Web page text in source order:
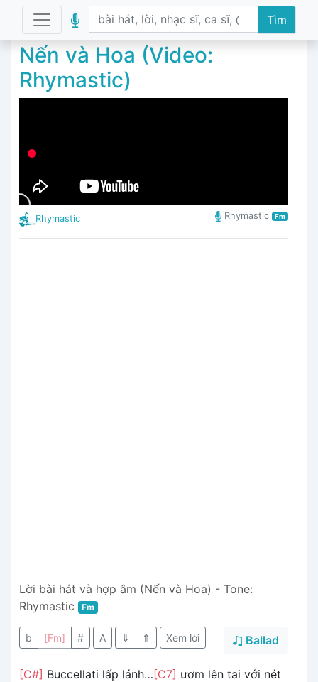
Tìm
Nến và Hoa (Video:
Rhymastic)
Rhymastic Rhymastic Fm
Lời bài hát và hợp âm (Nến và Hoa) - Tone:
Rhymastic
Fm
Ballad
b [Fm] # A ⇓ ⇑ Xem lời
[C#] Buccellati lấp lánh…[C7] ươm lên tai với nét